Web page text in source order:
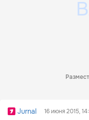
Jurnal 16 июня 2015,